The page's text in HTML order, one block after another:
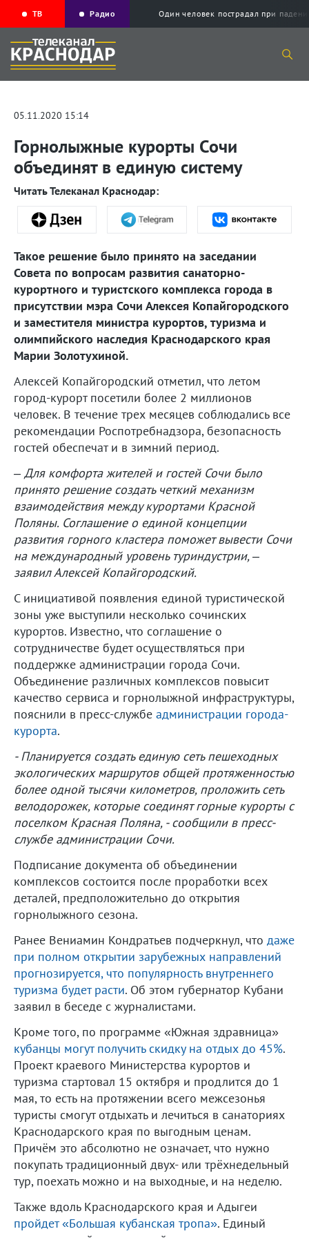
ТВ Радио Один человек пострадал при
05.11.2020 15:14
Горнолыжные курорты Сочи
объединят в единую систему
Читать Телеканал Краснодар:
Такое решение было принято на заседании
Совета по вопросам развития санаторно-
курортного и туристского комплекса города в
присутствии мэра Сочи Алексея Копайгородского
и заместителя министра курортов, туризма и
олимпийского наследия Краснодарского края
Марии Золотухиной.
Алексей Копайгородский отметил, что летом
город-курорт посетили более 2 миллионов
человек. В течение трех месяцев соблюдались все
рекомендации Роспотребнадзора, безопасность
гостей обеспечат и в зимний период.
– Для комфорта жителей и гостей Сочи было
принято решение создать четкий механизм
взаимодействия между курортами Красной
Поляны. Соглашение о единой концепции
развития горного кластера поможет вывести Сочи
на международный уровень туриндустрии, –
заявил Алексей Копайгородский.
С инициативой появления единой туристической
зоны уже выступили несколько сочинских
курортов. Известно, что соглашение о
сотрудничестве будет осуществляться при
поддержке администрации города Сочи.
Объединение различных комплексов повысит
качество сервиса и горнолыжной инфраструктуры,
пояснили в пресс-службе администрации города-
курорта.
- Планируется создать единую сеть пешеходных
экологических маршрутов общей протяженностью
более одной тысячи километров, проложить сеть
велодорожек, которые соединят горные курорты с
поселком Красная Поляна, - сообщили в пресс-
службе администрации Сочи.
Подписание документа об объединении
комплексов состоится после проработки всех
деталей, предположительно до открытия
горнолыжного сезона.
Ранее Вениамин Кондратьев подчеркнул, что даже
при полном открытии зарубежных направлений
прогнозируется, что популярность внутреннего
туризма будет расти. Об этом губернатор Кубани
заявил в беседе с журналистами.
Кроме того, по программе «Южная здравница»
кубанцы могут получить скидку на отдых до 45%.
Проект краевого Министерства курортов и
туризма стартовал 15 октября и продлится до 1
мая, то есть на протяжении всего межсезонья
туристы смогут отдыхать и лечиться в санаториях
Краснодарского края по выгодным ценам.
Причём это абсолютно не означает, что нужно
покупать традиционный двух- или трёхнедельный
тур, поехать можно и на выходные, и на неделю.
Также вдоль Краснодарского края и Адыгеи
пройдет «Большая кубанская тропа». Единый